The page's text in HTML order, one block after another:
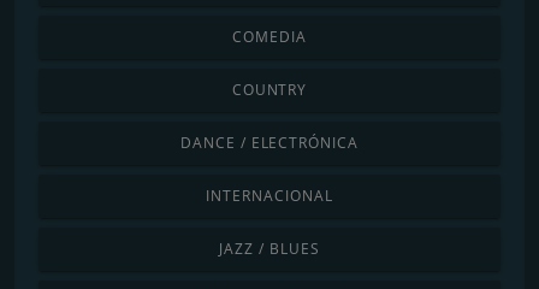
COMEDIA
COUNTRY
DANCE / ELECTRÓNICA
INTERNACIONAL
JAZZ / BLUES